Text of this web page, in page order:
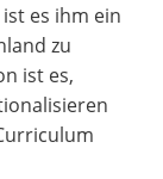
ist es ihm ein
zu
ist es,